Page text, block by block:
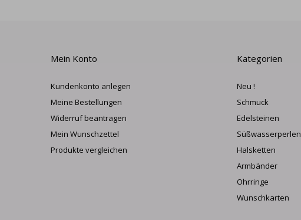
Mein Konto
Kundenkonto anlegen
Meine Bestellungen
Widerruf beantragen
Mein Wunschzettel
Produkte vergleichen
Kategorien
Neu !
Schmuck
Edelsteinen
Süßwasserperlen
Halsketten
Armbänder
Ohrringe
Wunschkarten